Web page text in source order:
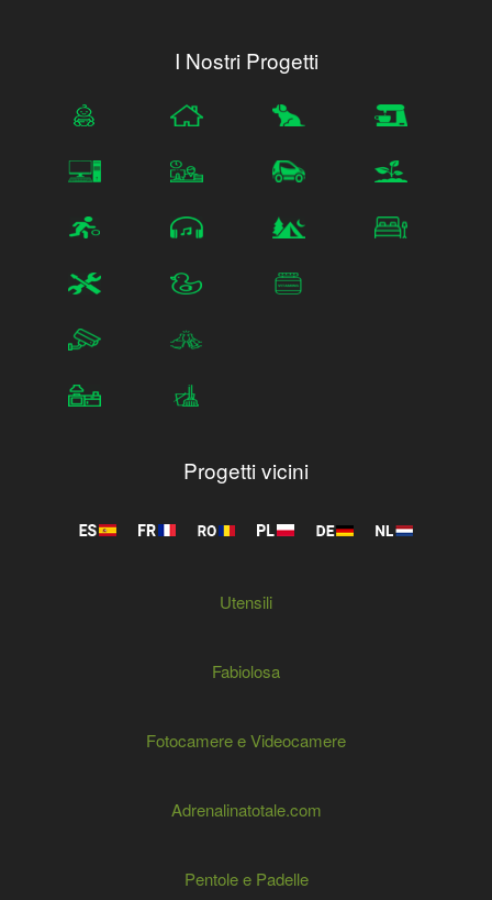
I Nostri Progetti
Progetti vicini
Utensili
Fabiolosa
Fotocamere e Videocamere
Adrenalinatotale.com
Pentole e Padelle